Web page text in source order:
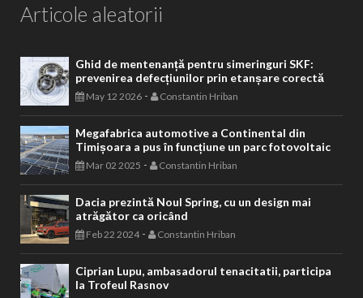
Articole aleatorii
Ghid de mentenanță pentru simeringuri SKF:
prevenirea defecțiunilor prin etanșare corectă
May 12 2026 - Constantin Hriban
Megafabrica automotive a Continental din
Timișoara a pus în funcțiune un parc fotovoltaic
Mar 02 2025 - Constantin Hriban
Dacia prezintă Noul Spring, cu un design mai
atrăgător ca oricând
Feb 22 2024- Constantin Hriban
Ciprian Lupu, ambasadorul tenacitatii, participa
la Trofeul Rasnov